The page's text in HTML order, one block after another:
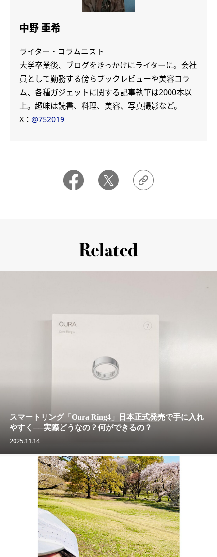
中野 亜希
ライター・コラムニスト
大学卒業後、ブログをきっかけにライターに。会社
員として勤務する傍らブックレビューや美容コラ
ム、各種ガジェットに関する記事執筆は2000本以
上。趣味は読書、料理、美容、写真撮影など。
X： @752019
スマートリング「Oura Ring4」日本正式発売で手に入れ
やすく──実際どうなの？何ができるの？
2025.11.14